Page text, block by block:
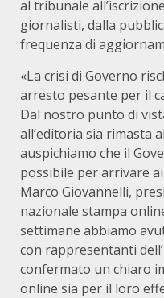
al tribunale
giornalisti, dalla
frequenza di
«La crisi di Governo
arresto pesante per il
Dal nostro punto di
all’editoria sia rimasta
auspichiamo che il
possibile per arrivare
Marco Giovannelli,
nazionale stampa
settimane abbiamo
con rappresentanti
confermato un chiaro
online sia per il loro